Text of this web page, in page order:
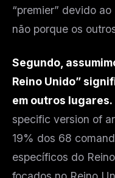
“premier” devido
não porque os
Segundo,
Reino Unido”
em outros lugares.
specific version of
19% dos 68
específicos do